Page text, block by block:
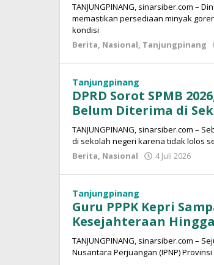
TANJUNGPINANG, sinarsiber.com –
memastikan persediaan minyak
kondisi
Berita, Nasional, Tanjungpinang
Tanjungpinang
DPRD Sorot SPMB
Belum Diterima di
TANJUNGPINANG, sinarsiber.com –
di sekolah negeri karena tidak lolos
Berita, Nasional 4 Juli 2026
Tanjungpinang
Guru PPPK Kepri
Kesejahteraan
TANJUNGPINANG, sinarsiber.com –
Nusantara Perjuangan (IPNP)